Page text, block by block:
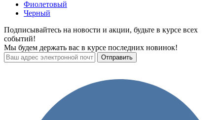
Фиолетовый
Черный
Подписывайтесь на новости и акции, будьте в курсе всех
событий!
Мы будем держать вас в курсе последних новинок!